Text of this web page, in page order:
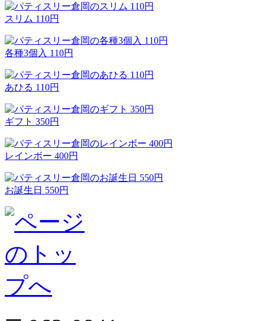
スリム 110円
各種3個入 110円
あひる 110円
ギフト 350円
レインボー 400円
お誕生日 550円